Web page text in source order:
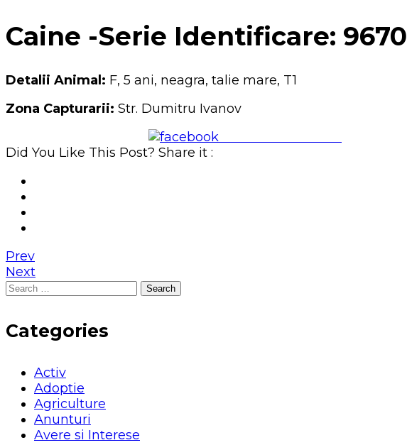
Caine -Serie Identificare: 9670
Detalii Animal: F, 5 ani, neagra, talie mare, T1
Zona Capturarii: Str. Dumitru Ivanov
Did You Like This Post? Share it :
Prev
Next
Search
Categories
Activ
Adoptie
Agriculture
Anunturi
Avere si Interese